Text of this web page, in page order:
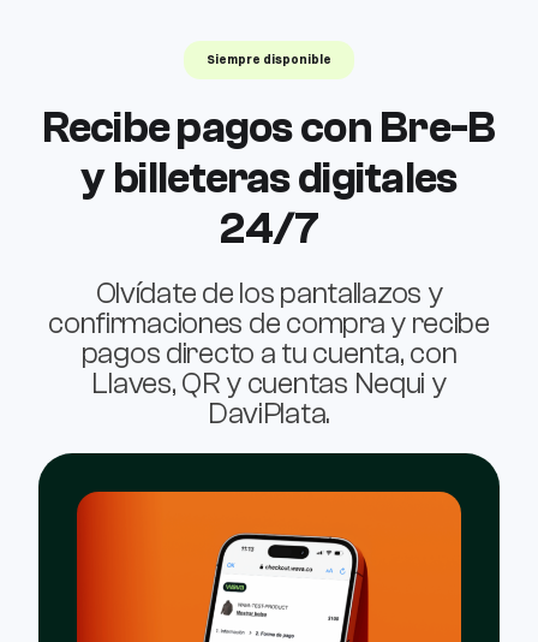
Siempre disponible
Recibe pagos con Bre-B
y billeteras digitales
24/7
Olvídate de los pantallazos y
confirmaciones de compra y recibe
pagos directo a tu cuenta, con
Llaves, QR y cuentas Nequi y
DaviPlata.